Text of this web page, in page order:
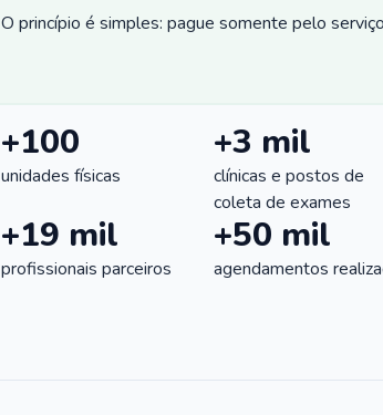
O princípio é simples: pague somente pelo
+100
unidades físicas
+3 mil
clínicas e postos de
coleta de exames
+19 mil
profissionais parceiros
+50 mil
agendamentos